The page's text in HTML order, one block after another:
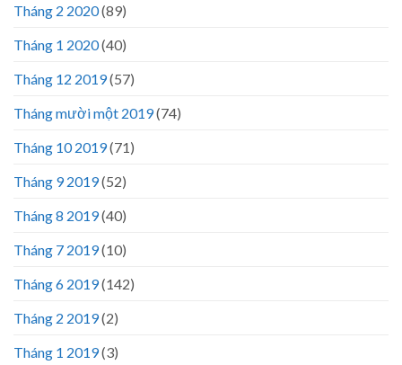
Tháng 2 2020(89)
Tháng 1 2020(40)
Tháng 12 2019(57)
Tháng mười một 2019(74)
Tháng 10 2019(71)
Tháng 9 2019(52)
Tháng 8 2019(40)
Tháng 7 2019(10)
Tháng 6 2019(142)
Tháng 2 2019(2)
Tháng 1 2019(3)